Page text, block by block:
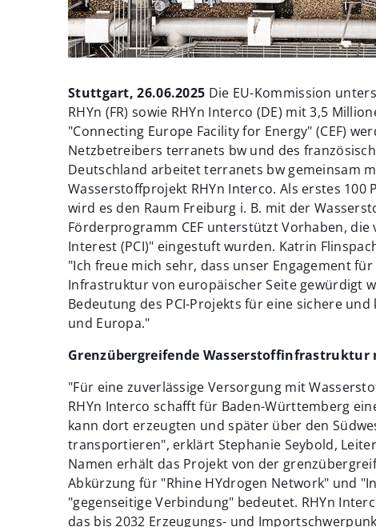
Stuttgart, 26.06.2025 Die EU-Kommission
RHYn (FR) sowie RHYn Interco (DE) mit 3,5
"Connecting Europe Facility for Energy" (CEF)
Netzbetreibers terranets bw und des
Deutschland arbeitet terranets bw gemeinsam
Wasserstoffprojekt RHYn Interco. Als erstes
wird es den Raum Freiburg i. B. mit der
Förderprogramm CEF unterstützt Vorhaben,
Interest (PCI)" eingestuft wurden. Katrin
"Ich freue mich sehr, dass unser Engagement
Infrastruktur von europäischer Seite gewürdigt
Bedeutung des PCI-Projekts für eine sichere
und Europa."
Grenzübergreifende
"Für eine zuverlässige Versorgung mit
RHYn Interco schafft für Baden-Württemberg
kann dort erzeugten und später über den
transportieren", erklärt Stephanie Seybold,
Namen erhält das Projekt von der
Abkürzung für "Rhine HYdrogen Network" und
"gegenseitige Verbindung" bedeutet. RHYn
das bis 2032 Erzeugungs- und